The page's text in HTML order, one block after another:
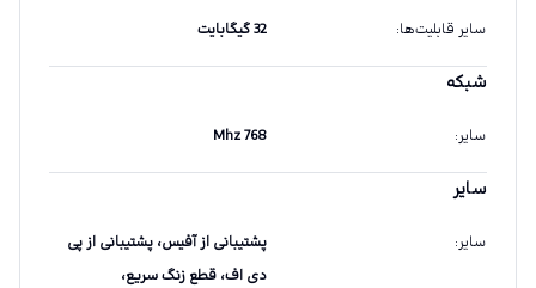
سایر قابلیت‌ها: 32 گیگابایت
شبکه
سایر:
768 Mhz
سایر
سایر:
پشتیبانی از آفیس، پشتیبانی از پی
دی اف، قطع زنگ سریع،